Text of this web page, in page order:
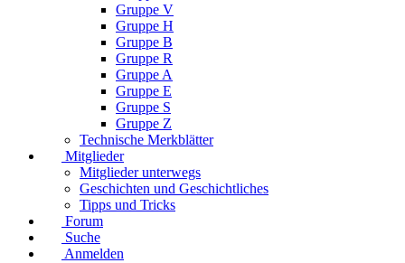
Gruppe V
Gruppe H
Gruppe B
Gruppe R
Gruppe A
Gruppe E
Gruppe S
Gruppe Z
Technische Merkblätter
Mitglieder
Mitglieder unterwegs
Geschichten und Geschichtliches
Tipps und Tricks
Forum
Suche
Anmelden